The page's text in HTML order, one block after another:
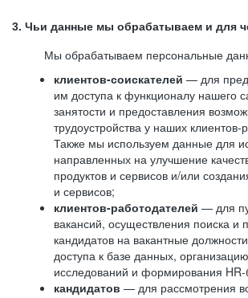
3. Чьи данные мы обрабатываем и для
Мы обрабатываем персональные
клиентов-соискателей — для
им доступа к функционалу нашего
занятости и предоставления
трудоустройства у наших клиентов-
Также мы используем данные для
направленных на улучшение
продуктов и сервисов и/или
и сервисов;
клиентов-работодателей — для
вакансий, осуществления поиска и
кандидатов на вакантные
доступа к базе данных,
исследований и формирования
кандидатов — для рассмотрения